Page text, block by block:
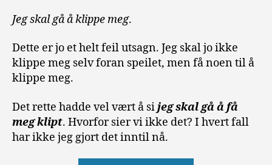
Jeg skal gå å klippe meg.
Dette er jo et helt feil utsagn. Jeg skal jo ikke
klippe meg selv foran speilet, men få noen til å
klippe meg.
Det rette hadde vel vært å sijeg skal gå å få
meg klipt. Hvorfor sier vi ikke det? I hvert fall
har ikke jeg gjort det inntil nå.